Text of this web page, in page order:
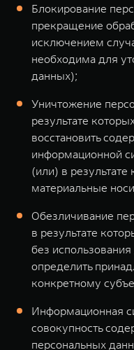
Блокирование
прекращение
исключением
необходима для
данных);
Уничтожение
результате
восстановить
информационной
(или) в
материальные
Обезличивание
в результате
без
определить
конкретному
Информационная
совокупность
персональных